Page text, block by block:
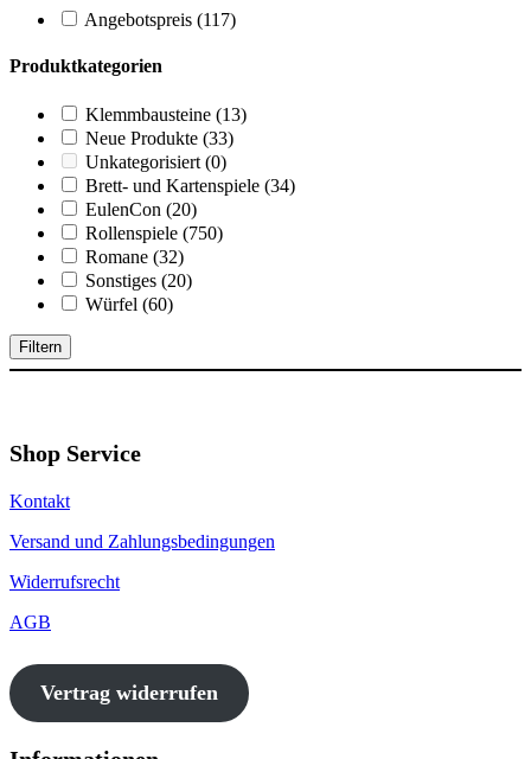
Angebotspreis (117)
Produktkategorien
Klemmbausteine (13)
Neue Produkte (33)
Unkategorisiert (0)
Brett- und Kartenspiele (34)
EulenCon (20)
Rollenspiele (750)
Romane (32)
Sonstiges (20)
Würfel (60)
Filtern
Shop Service
Kontakt
Versand und Zahlungsbedingungen
Widerrufsrecht
AGB
Vertrag widerrufen